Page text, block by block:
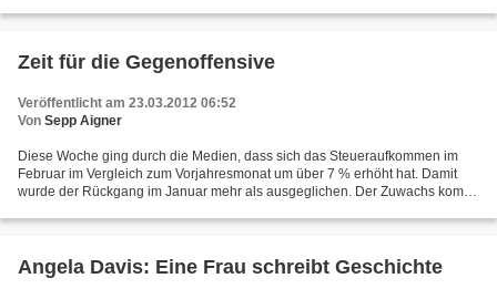
Zeit für die Gegenoffensive
Veröffentlicht am 23.03.2012 06:52
Von Sepp Aigner
Diese Woche ging durch die Medien, dass sich das Steueraufkommen im
Februar im Vergleich zum Vorjahresmonat um über 7 % erhöht hat. Damit
wurde der Rückgang im Januar mehr als ausgeglichen. Der Zuwachs kommt
Angela Davis: Eine Frau schreibt Geschichte